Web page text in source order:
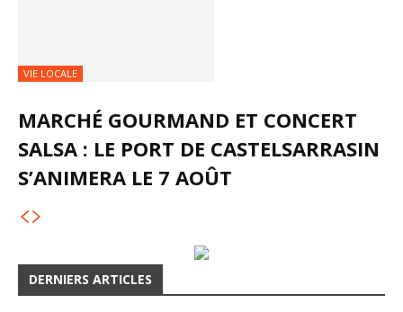
VIE LOCALE
MARCHÉ GOURMAND ET CONCERT
SALSA : LE PORT DE CASTELSARRASIN
S’ANIMERA LE 7 AOÛT
DERNIERS ARTICLES